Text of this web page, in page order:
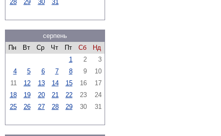
28
29 30 31
серпень
Пн
Вт Ср Чт Пт Сб
Нд
1
2
3
4
5 6 7 8 9
10
11
12 13 14 15 16
17
18
19 20 21 22 23
24
25
26 27 28 29 30 31